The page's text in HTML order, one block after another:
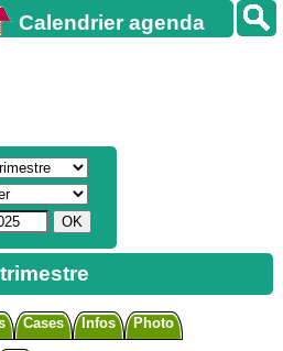
Calendrier agenda
Cases Infos Photo